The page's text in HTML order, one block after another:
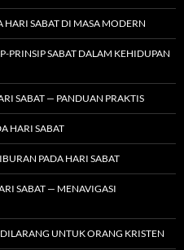
SABAT DI MASA MODERN
PRINSIP SABAT DALAM KEHIDUPAN
SABAT — PANDUAN PRAKTIS
HARI SABAT
PADA HARI SABAT
SABAT — MENAVIGASI
UNTUK ORANG KRISTEN